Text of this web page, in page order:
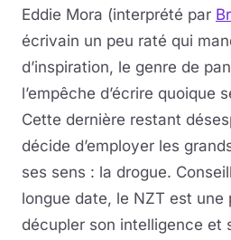
Eddie Mora (interprété par
écrivain un peu raté qui
d’inspiration, le genre de
l’empêche d’écrire quoique
Cette dernière restant
décide d’employer les
ses sens : la drogue.
longue date, le NZT est une
décupler son intelligence et